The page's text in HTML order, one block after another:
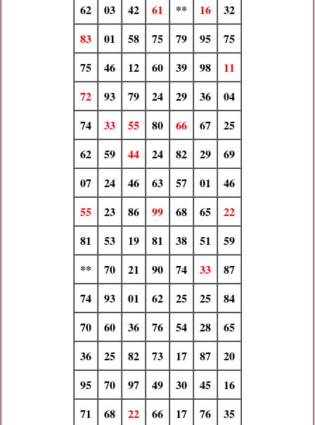
62
03 42 61 ** 16
32
83
01 58 75 79 95
75
75
46 12 60 39 98
11
72
93 79 24 29 36
04
74
33 55 80 66 67
25
62
59 44 24 82 29
69
07
24 46 63 57 01
46
55
23 86 99 68 65
22
81
53 19 81 38 51
59
**
70 21 90 74 33
87
74
93 01 62 25 25
84
70
60 36 76 54 28
65
36
25 82 73 17 87
20
95
70 97 49 30 45
16
71
68 22 66 17 76
35